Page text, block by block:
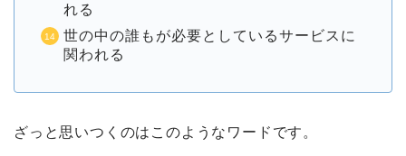
れる
世の中の誰もが必要としているサービスに
関われる
ざっと思いつくのはこのようなワードです。